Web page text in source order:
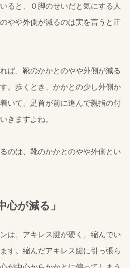
ると、Ｏ脚のせいだと気にする人
やや外側が減るのは実を言うと正
ば、靴のかかとのやや外側が減る
。歩くとき、かかとの少し外側か
いて、足首が前に進んで親指の付
きますよね。
のは、靴のかかとのやや外側とい
心が減る」
は、アキレス腱が硬く、縮んでい
す。縮んだアキレス腱に引っ張ら